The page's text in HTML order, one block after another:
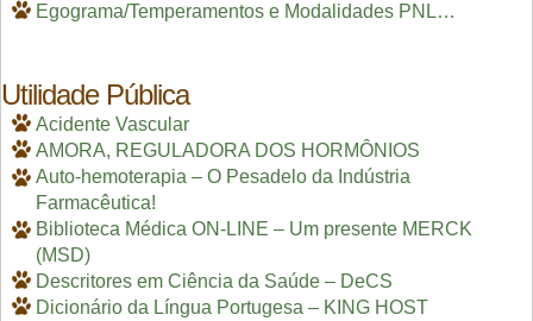
Egograma/Temperamentos e Modalidades PNL…
Utilidade Pública
Acidente Vascular
AMORA, REGULADORA DOS HORMÔNIOS
Auto-hemoterapia – O Pesadelo da Indústria
Farmacêutica!
Biblioteca Médica ON-LINE – Um presente MERCK
(MSD)
Descritores em Ciência da Saúde – DeCS
Dicionário da Língua Portugesa – KING HOST